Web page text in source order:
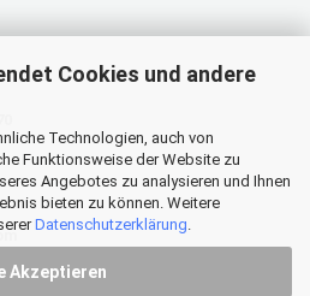
Cookies und andere
Technologien, auch von
Funktionsweise der Website zu
Angebotes zu analysieren und Ihnen
bieten zu können. Weitere
Datenschutzerklärung
Akzeptieren